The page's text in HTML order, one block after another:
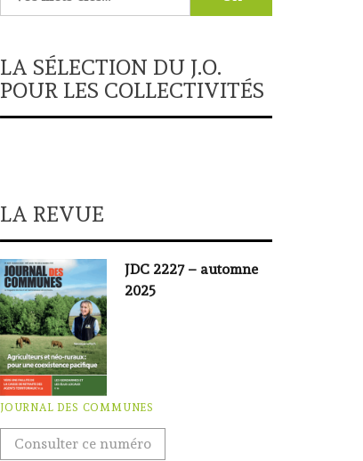
LA SÉLECTION DU J.O.
POUR LES COLLECTIVITÉS
LA REVUE
JDC 2227 – automne
2025
JOURNAL DES COMMUNES
Consulter ce numéro